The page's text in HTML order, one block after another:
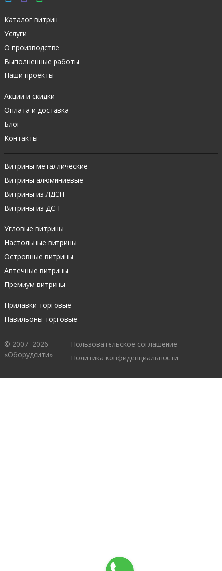
Витрины металлические
Витрины алюминиевые
Витрины из ЛДСП
Витрины из ДСП
Угловые витрины
Настольные витрины
Островные витрины
Аптечные витрины
Премиум витрины
Прилавки торговые
Павильоны торговые
Каталог витрин
Услуги
О производстве
Выполненные работы
Наши проекты
Акции и скидки
Оплата и доставка
Блог
Контакты
© 2007–2026
«Оборудсити»
Пользовательское соглашение
Политика конфиденциальности